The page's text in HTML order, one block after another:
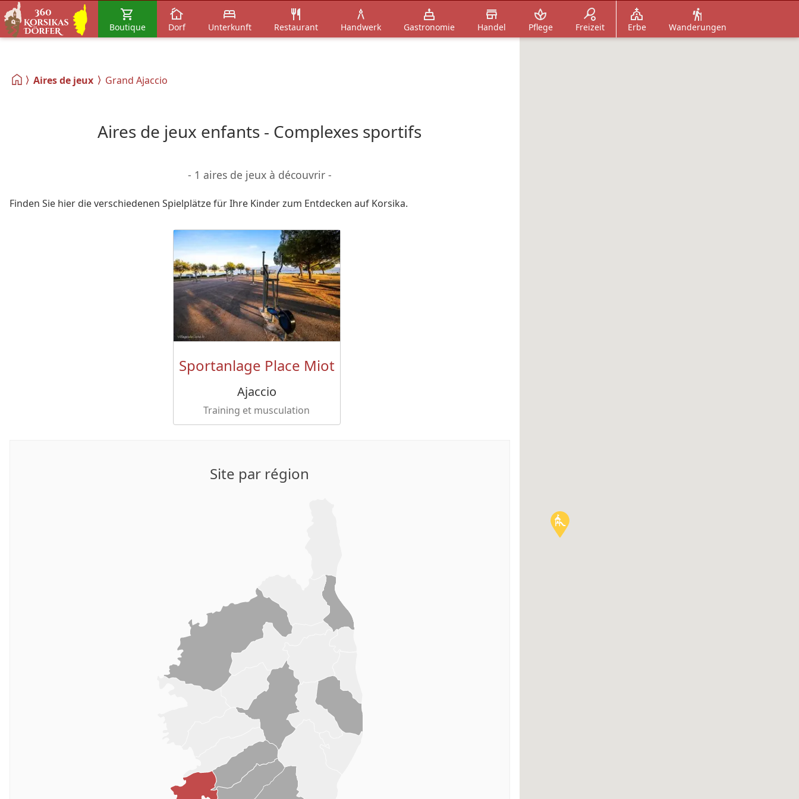
Boutique Dorf Unterkunft Restaurant Handwerk Gastronomie Handel Pflege Freizeit Erbe Wanderungen
Aires de jeux Grand Ajaccio
Aires de jeux enfants - Complexes sportifs
- 1 aires de jeux à découvrir -
Finden Sie hier die verschiedenen Spielplätze für Ihre Kinder zum Entdecken auf Korsika.
Sportanlage Place Miot
Ajaccio
Training et musculation
Site par région